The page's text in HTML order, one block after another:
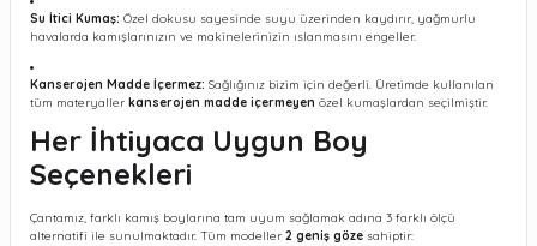
Su İtici Kumaş: Özel dokusu sayesinde suyu üzerinden kaydırır, yağmurlu
havalarda kamışlarınızın ve makinelerinizin ıslanmasını engeller.
Kanserojen Madde İçermez: Sağlığınız bizim için değerli. Üretimde kullanılan
tüm materyaller kanserojen madde içermeyen özel kumaşlardan seçilmiştir.
Her İhtiyaca Uygun Boy
Seçenekleri
Çantamız, farklı kamış boylarına tam uyum sağlamak adına 3 farklı ölçü
alternatifi ile sunulmaktadır. Tüm modeller 2 geniş göze sahiptir: